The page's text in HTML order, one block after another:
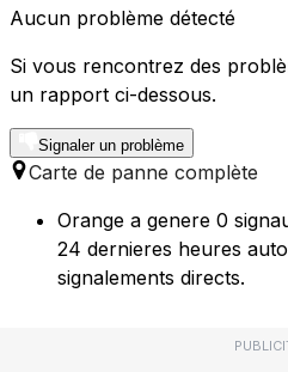
Aucun problème détecté
Si vous rencontrez des
un rapport ci-dessous.
Signaler un problème
Carte de panne complète
Orange a genere 0
24 dernieres heures
signalements directs.